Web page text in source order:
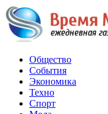
Общество
События
Экономика
Техно
Спорт